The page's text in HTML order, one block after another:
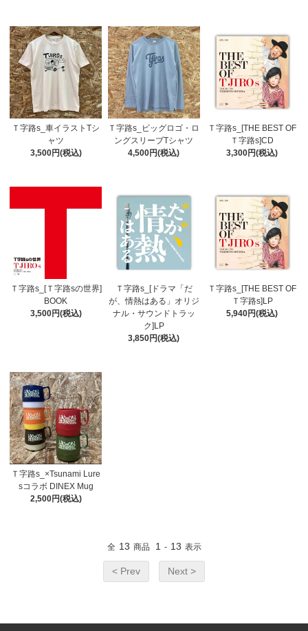
Ｔ字路s_車イラストTシ
ャツ
3,500円(税込)
Ｔ字路s_ビッグロゴ・ロ
ングスリーブTシャツ
4,500円(税込)
Ｔ字路s_[THE BEST OF
Ｔ字路s]CD
3,300円(税込)
Ｔ字路s_[Ｔ字路sの世界]
BOOK
3,500円(税込)
Ｔ字路s_[ドラマ「だ
が、情熱はある」オリジ
ナル・サウンドトラッ
ク]LP
3,850円(税込)
Ｔ字路s_[THE BEST OF
Ｔ字路s]LP
5,940円(税込)
Ｔ字路s_×Tsunami Lure
sコラボ DINEX Mug
2,500円(税込)
全 13 商品 1 - 13 表示
< Prev Next >